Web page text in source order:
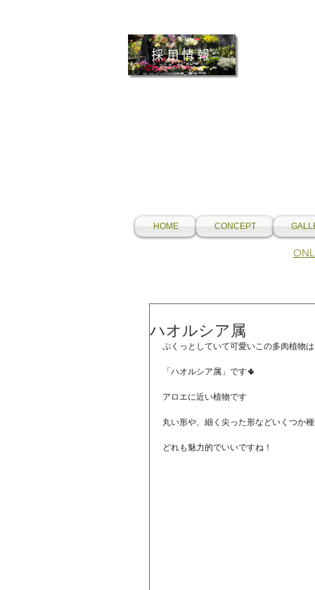
採用情報
HOME CONCEPT
ハオルシア属
ぷくっとしていて可愛いこの多肉植物は
「ハオルシア属」です🌵
アロエに近い植物です
丸い形や、細く尖った形などいくつか
どれも魅力的でいいですね！